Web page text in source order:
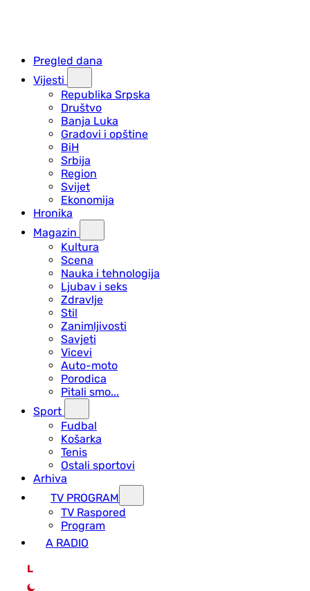
Pregled dana
Vijesti
Republika Srpska
Društvo
Banja Luka
Gradovi i opštine
BiH
Srbija
Region
Svijet
Ekonomija
Hronika
Magazin
Kultura
Scena
Nauka i tehnologija
Ljubav i seks
Zdravlje
Stil
Zanimljivosti
Savjeti
Vicevi
Auto-moto
Porodica
Pitali smo...
Sport
Fudbal
Košarka
Tenis
Ostali sportovi
Arhiva
TV PROGRAM
ТV Raspored
Program
A RADIO
L